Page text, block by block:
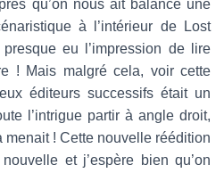
qu’on nous ait balancé une
à l’intérieur de Lost
eu l’impression de lire
! Mais malgré cela, voir cette
éditeurs successifs était un
l’intrigue partir à angle droit,
menait ! Cette nouvelle réédition
et j’espère bien qu’on